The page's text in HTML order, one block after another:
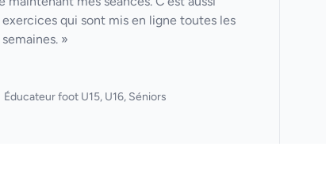
exercices qui sont mis en ligne toutes les
semaines. »
Éducateur foot U15, U16, Séniors